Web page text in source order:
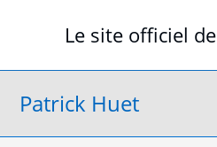
Le site officiel
Patrick Huet